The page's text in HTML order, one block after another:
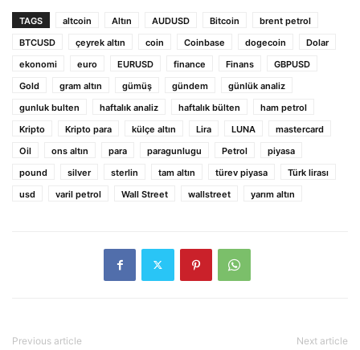
TAGS altcoin Altın AUDUSD Bitcoin
brent petrol
BTCUSD
çeyrek altın coin Coinbase dogecoin
Dolar
ekonomi
euro EURUSD finance Finans
GBPUSD
Gold
gram altın gümüş gündem
günlük analiz
gunluk bulten
haftalık analiz haftalık bülten
ham petrol
Kripto
Kripto para külçe altın Lira LUNA
mastercard
Oil
ons altın para paragunlugu Petrol
piyasa
pound
silver sterlin tam altın türev piyasa
Türk lirası
usd
varil petrol Wall Street wallstreet yarım altın
Previous article Next article